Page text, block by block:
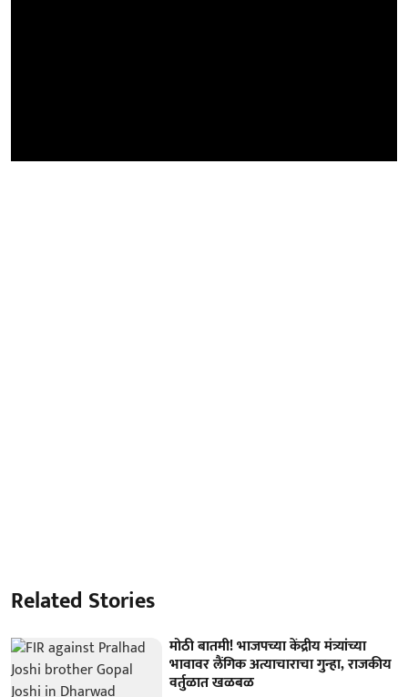
Related Stories
मोठी बातमी! भाजपच्या केंद्रीय मंत्र्यांच्या
भावावर लैंगिक अत्याचाराचा गुन्हा, राजकीय
वर्तुळात खळबळ